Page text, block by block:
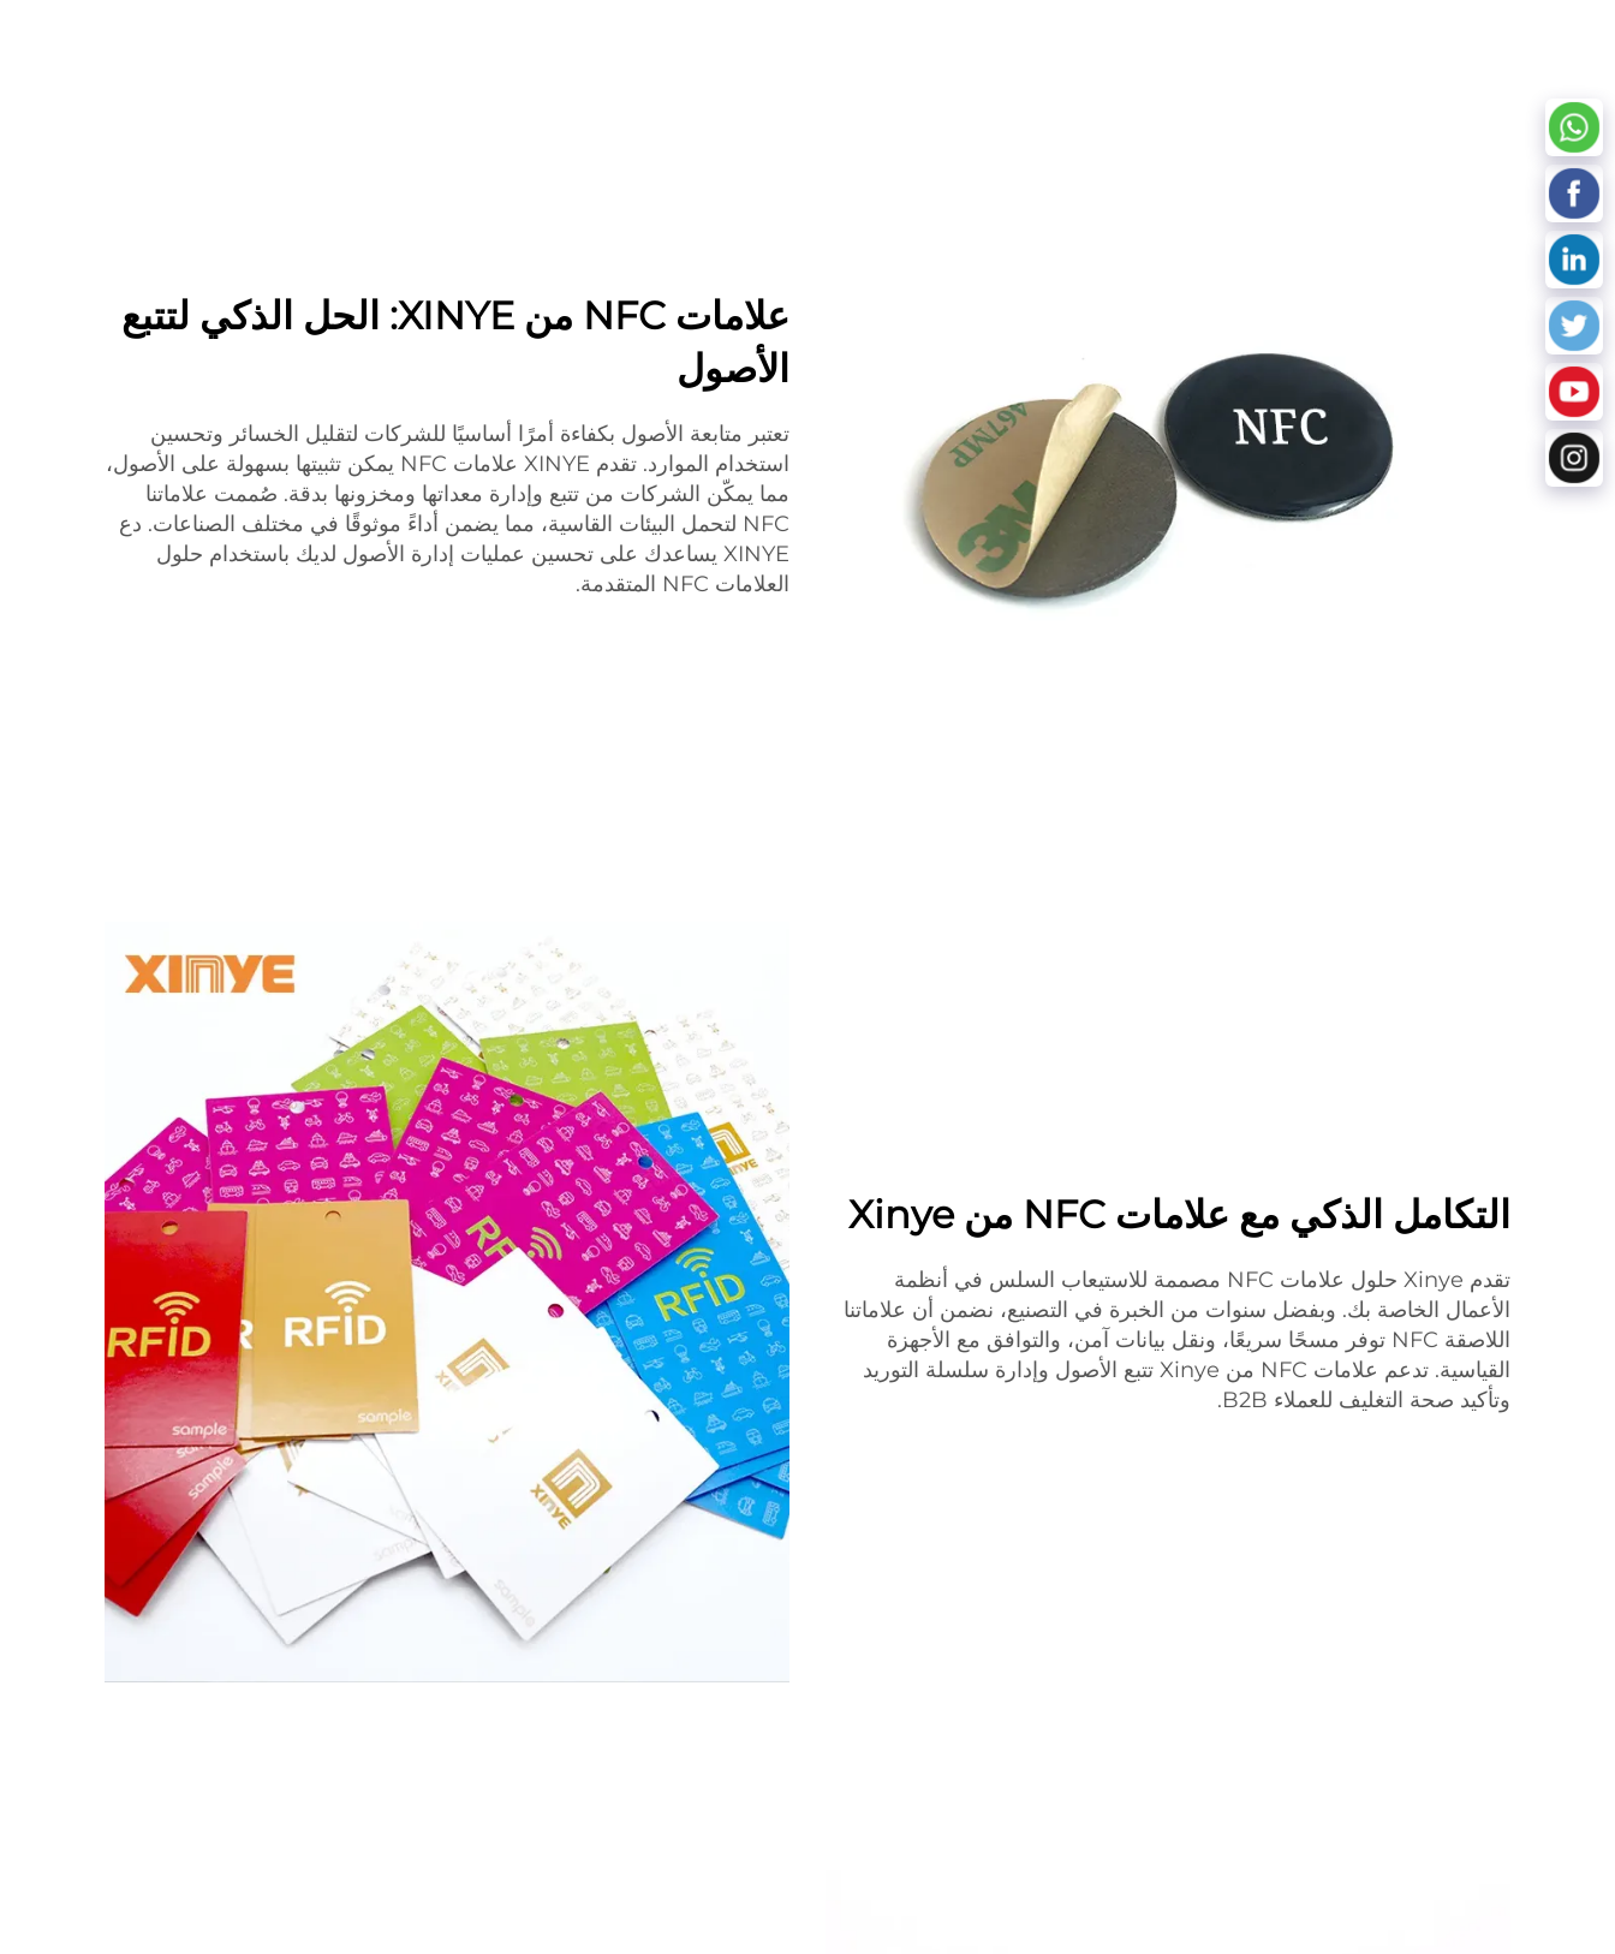
علامات NFC من XINYE: الحل الذكي لتتبع
الأصول
تعتبر متابعة الأصول بكفاءة أمرًا أساسيًا للشركات لتقليل الخسائر وتحسين
استخدام الموارد. تقدم XINYE علامات NFC يمكن تثبيتها بسهولة على الأصول،
مما يمكّن الشركات من تتبع وإدارة معداتها ومخزونها بدقة. صُممت علاماتنا
NFC لتحمل البيئات القاسية، مما يضمن أداءً موثوقًا في مختلف الصناعات. دع
XINYE يساعدك على تحسين عمليات إدارة الأصول لديك باستخدام حلول
العلامات NFC المتقدمة.
التكامل الذكي مع علامات NFC من Xinye
تقدم Xinye حلول علامات NFC مصممة للاستيعاب السلس في أنظمة
الأعمال الخاصة بك. وبفضل سنوات من الخبرة في التصنيع، نضمن أن علاماتنا
اللاصقة NFC توفر مسحًا سريعًا، ونقل بيانات آمن، والتوافق مع الأجهزة
القياسية. تدعم علامات NFC من Xinye تتبع الأصول وإدارة سلسلة التوريد
وتأكيد صحة التغليف للعملاء B2B.